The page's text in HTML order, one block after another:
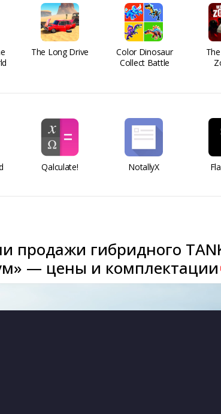
The Long Drive
Color Dinosaur
Collect Battle
Qalculate! NotallyX
продажи гибридного
— цены и комплектации